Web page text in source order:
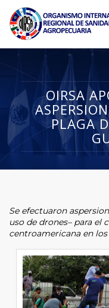
OIRSA
PLAGA
Se efectuaron
uso de drones– para el
centroamericana en